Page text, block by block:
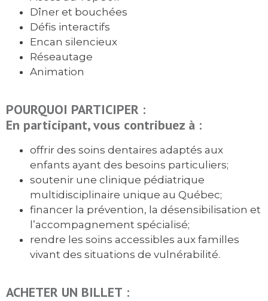
Dîner et bouchées
Défis interactifs
Encan silencieux
Réseautage
Animation
POURQUOI PARTICIPER :
En participant, vous contribuez à :
offrir des soins dentaires adaptés aux
enfants ayant des besoins particuliers;
soutenir une clinique pédiatrique
multidisciplinaire unique au Québec;
financer la prévention, la désensibilisation et
l’accompagnement spécialisé;
rendre les soins accessibles aux familles
vivant des situations de vulnérabilité.
ACHETER UN BILLET :